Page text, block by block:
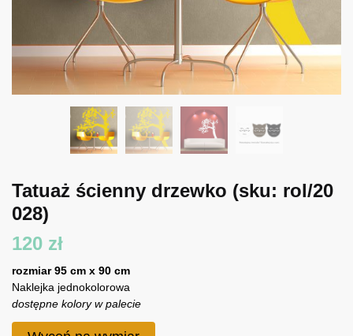
Tatuaż ścienny drzewko (sku: rol/20
028)
120 zł
rozmiar 95 cm x 90 cm
Naklejka jednokolorowa
dostępne kolory w palecie